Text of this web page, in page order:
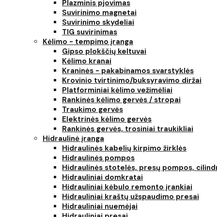
Plazminis pjovimas
Suvirinimo magnetai
Suvirinimo skydeliai
TIG suvirinimas
Kėlimo - tempimo įranga
Gipso plokščių keltuvai
Kėlimo kranai
Kraninės - pakabinamos svarstyklės
Krovinio tvirtinimo/buksyravimo diržai
Platforminiai kėlimo vežimėliai
Rankinės kėlimo gervės / stropai
Traukimo gervės
Elektrinės kėlimo gervės
Rankinės gervės, trosiniai traukikliai
Hidraulinė įranga
Hidraulinės kabelių kirpimo žirklės
Hidraulinės pompos
Hidraulinės stotelės, presų pompos,
Hidrauliniai domkratai
Hidrauliniai kėbulo remonto įrankiai
Hidrauliniai kraštų užspaudimo presai
Hidrauliniai nuemėjai